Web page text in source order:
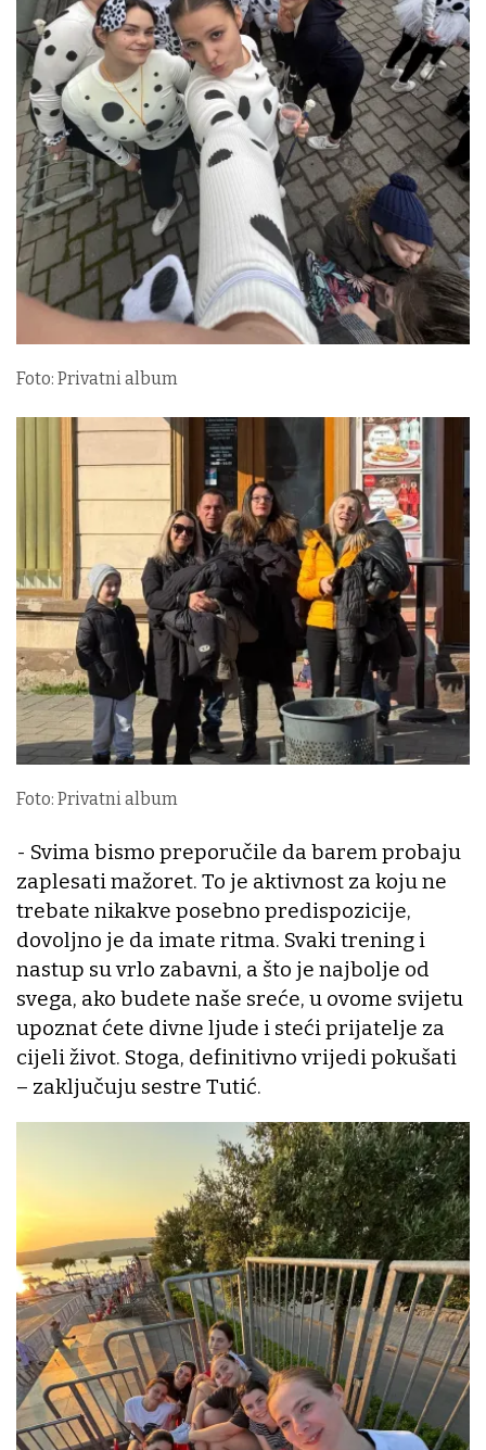
Foto: Privatni album
Foto: Privatni album
- Svima bismo preporučile da barem probaju
zaplesati mažoret. To je aktivnost za koju ne
trebate nikakve posebno predispozicije,
dovoljno je da imate ritma. Svaki trening i
nastup su vrlo zabavni, a što je najbolje od
svega, ako budete naše sreće, u ovome svijetu
upoznat ćete divne ljude i steći prijatelje za
cijeli život. Stoga, definitivno vrijedi pokušati
– zaključuju sestre Tutić.